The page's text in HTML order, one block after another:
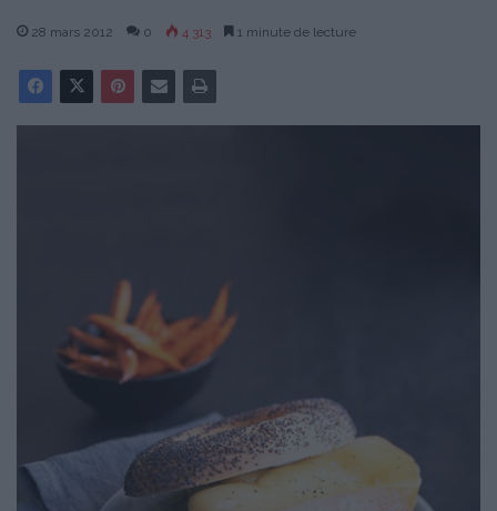
28 mars 2012 0 4 313 1 minute de lecture